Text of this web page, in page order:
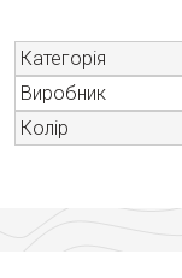
Категорія
Виробник
Колір